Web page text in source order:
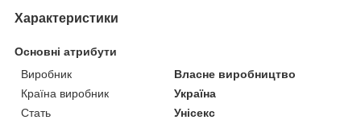
Характеристики
Основні атрибути
Виробник
Власне виробництво
Країна виробник
Україна
Стать
Унісекс